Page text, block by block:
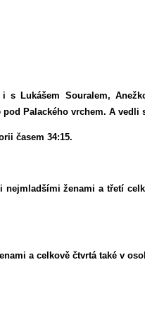
s Lukášem Souralem,
Palackého vrchem. A vedli
časem 34:15.
nejmladšími ženami a třetí
a celkově čtvrtá také v